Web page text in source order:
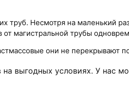
труб. Несмотря на маленький
от магистральной трубы
они не перекрывают
выгодных условиях. У нас